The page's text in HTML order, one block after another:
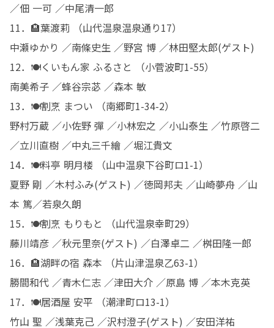
／佃 一可 ／中尾清一郎
11．🏨葉渡莉 （山代温泉温泉通り17）
中瀬ゆかり ／南條史生 ／野宮 博 ／林田堅太郎(ゲスト)
12．🍽️くいもん家 ふるさと （小菅波町1-55）
南美希子 ／蜂谷宗苾 ／森本 敏
13．🍽️割烹 まつい （南郷町1-34-2）
野村万蔵 ／小佐野 彈 ／小林宏之 ／小山泰生 ／竹原啓二
／立川直樹 ／中丸三千繪 ／堀江貴文
14．🍽️料亭 明月楼 （山中温泉下谷町ロ1-1）
夏野 剛 ／木村ふみ(ゲスト) ／徳岡邦夫 ／山崎夢舟 ／山
本 篤／若泉久朗
15．🍽️割烹 もりもと （山代温泉幸町29）
藤川靖彦 ／秋元里奈(ゲスト) ／白澤卓二 ／桝田隆一郎
16．🏨湖畔の宿 森本 （片山津温泉乙63-1）
勝間和代 ／青木仁志 ／津田大介 ／原島 博 ／本木克英
17．🍽️居酒屋 安平 （潮津町ロ13-1）
竹山 聖 ／浅葉克己 ／沢村澄子(ゲスト) ／安田洋祐